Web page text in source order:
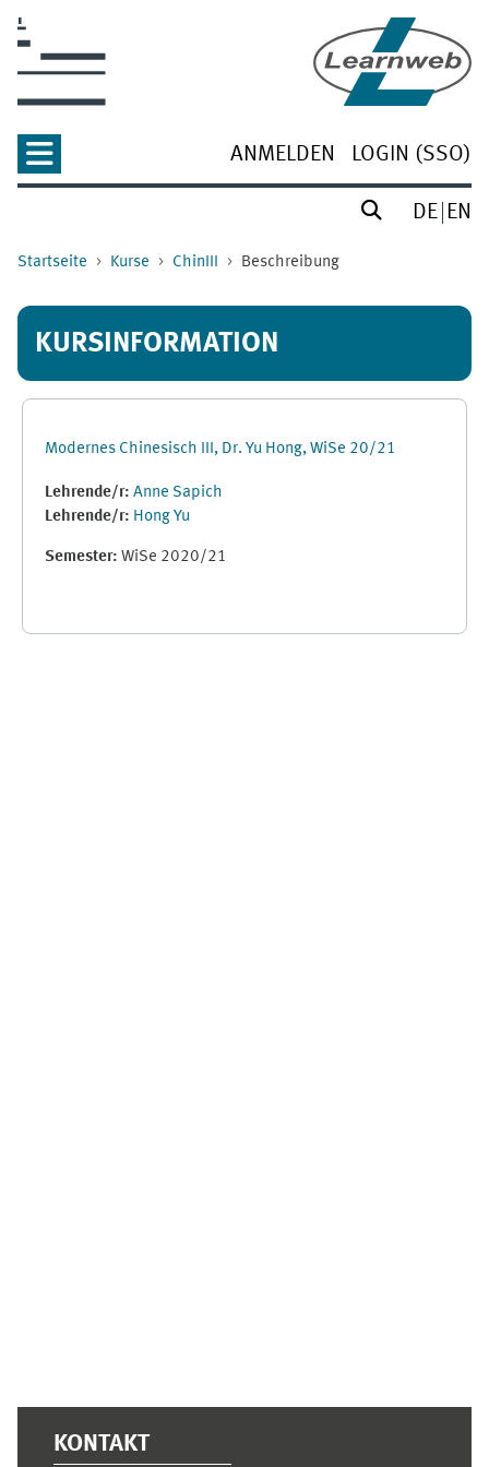
ANMELDEN LOGIN (SSO)
DE EN
Startseite Kurse ChinIII Beschreibung
KURSINFORMATION
Modernes Chinesisch III, Dr. Yu Hong, WiSe 20/21
Lehrende/r: Anne Sapich
Lehrende/r: Hong Yu
Semester: WiSe 2020/21
KONTAKT